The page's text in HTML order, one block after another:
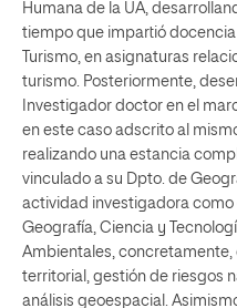
Humana de la UA,
tiempo que impartió
Turismo, en asignaturas
turismo. Posteriormente,
Investigador doctor en el
en este caso adscrito al
realizando una estancia
vinculado a su Dpto. de
actividad investigadora
Geografía, Ciencia y
Ambientales,
territorial, gestión de riesgos
análisis geoespacial.